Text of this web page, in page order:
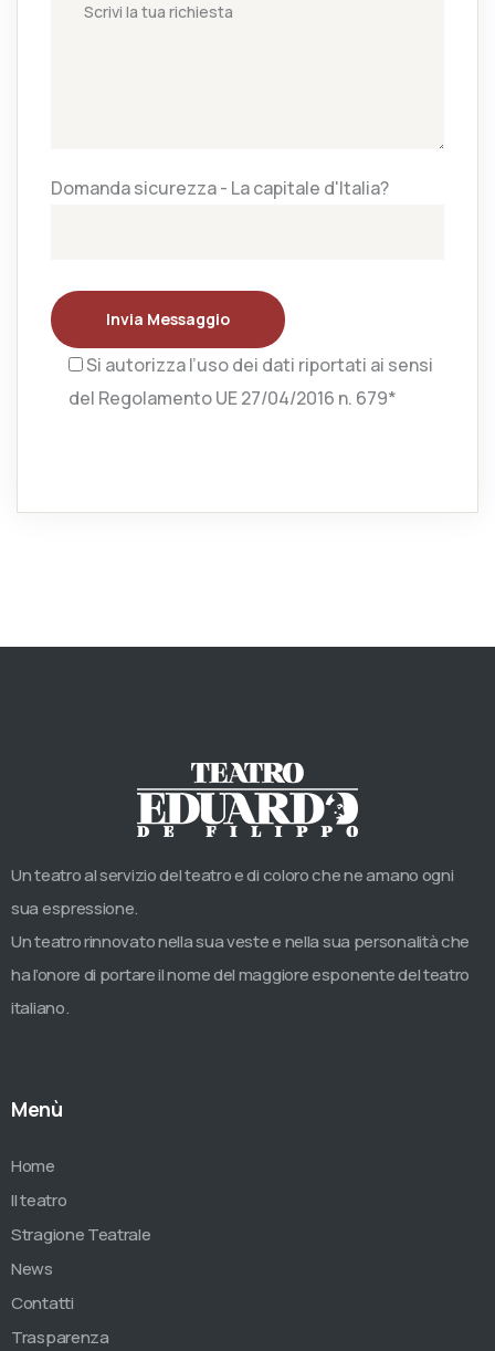
Domanda sicurezza - La capitale d'Italia?
Invia Messaggio
Si autorizza l’uso dei dati riportati ai sensi
del Regolamento UE 27/04/2016 n. 679*
Un teatro al servizio del teatro e di coloro che ne amano ogni
sua espressione.
Un teatro rinnovato nella sua veste e nella sua personalità che
ha l’onore di portare il nome del maggiore esponente del teatro
italiano.
Menù
Home
Il teatro
Stragione Teatrale
News
Contatti
Trasparenza